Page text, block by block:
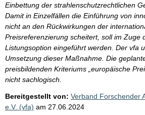
Einbettung der strahlenschutzrechtlichen
Damit in Einzelfällen die Einführung von
nicht an den Rückwirkungen der
Preisreferenzierung scheitert, soll im Zuge
Listungsoption eingeführt werden. Der vfa
Umsetzung dieser Maßnahme. Die
preisbildenden Kriteriums „europäische
nicht sachlogisch.
Bereitgestellt von: Verband Forschender
e.V. (vfa) am 27.06.2024